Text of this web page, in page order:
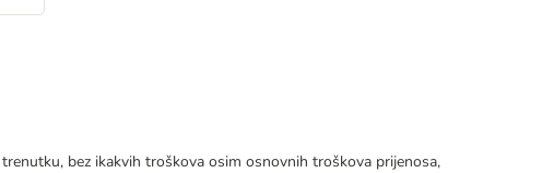
bez ikakvih troškova osim osnovnih troškova prijenosa,